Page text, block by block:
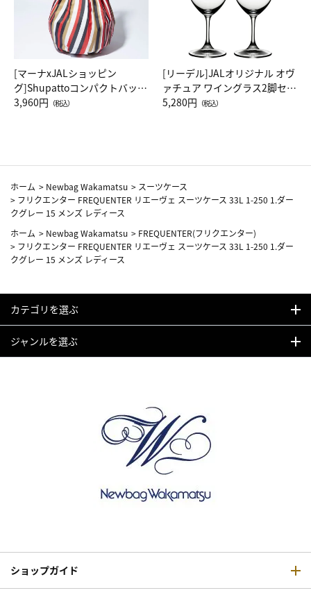
[マーナxJALショッピン
グ]Shupattoコンパクトバッグ
Drop JAL客室乗務員（LC）ス
3,960円 （税込）
[リーデル]JALオリジナル オヴ
ァチュア ワイングラス2脚セッ
ト（レッドワイン）
5,280円 （税込）
ホーム > Newbag Wakamatsu > スーツケース
> フリクエンター FREQUENTER リエーヴェ スーツケース 33L 1-250 1.ダー
クグレー 15 メンズ レディース
ホーム > Newbag Wakamatsu > FREQUENTER(フリクエンター)
> フリクエンター FREQUENTER リエーヴェ スーツケース 33L 1-250 1.ダー
クグレー 15 メンズ レディース
カテゴリを選ぶ
ジャンルを選ぶ
ショップガイド